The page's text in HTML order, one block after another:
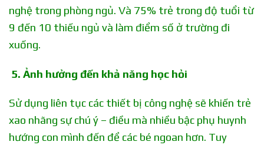
nghệ trong phòng ngủ. Và 75% trẻ trong độ tuổi từ
9 đến 10 thiếu ngủ và làm điểm số ở trường đi
xuống.
5. Ảnh hưởng đến khả năng học hỏi
Sử dụng liên tục các thiết bị công nghệ sẽ khiến trẻ
xao nhãng sự chú ý – điều mà nhiều bậc phụ huynh
hướng con mình đến để các bé ngoan hơn. Tuy